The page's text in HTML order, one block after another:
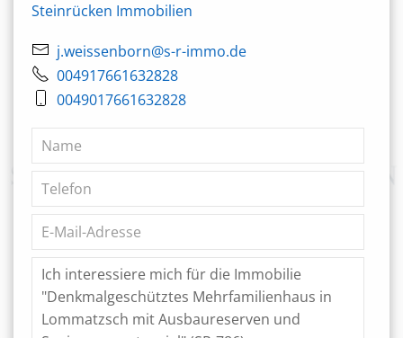
Steinrücken Immobilien
j.weissenborn@s-r-immo.de
004917661632828
0049017661632828